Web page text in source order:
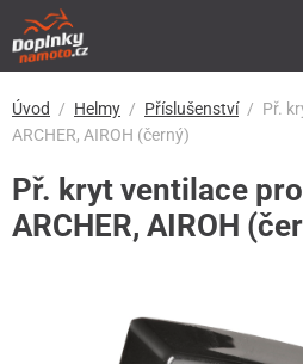
Úvod Helmy Příslušenství
Př.
ARCHER, AIROH (černý)
Př. kryt ventilace
ARCHER, AIROH